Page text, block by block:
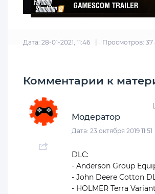
Дата: 28-01-2021, 11:46 Просмотров: 37
Комментарии к
Модератор
Дата: 23 октября 2019 11:51
DLC:
- Anderson Group
- John Deere Cotton
- HOLMER Terra